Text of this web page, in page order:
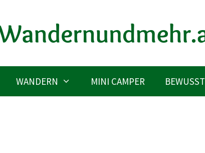
WANDERN MINI CAMPER